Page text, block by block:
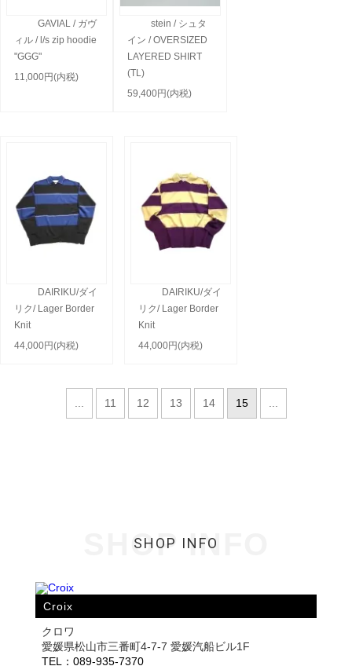
GAVIAL / ガヴ
ィル / l/s zip hoodie
"GGG"
11,000円(内税)
stein / シュタ
イン / OVERSIZED
LAYERED SHIRT
(TL)
59,400円(内税)
DAIRIKU/ダイ
リク/ Lager Border
Knit
44,000円(内税)
DAIRIKU/ダイ
リク/ Lager Border
Knit
44,000円(内税)
11 12 13 14 15
SHOP INFO
SHOP INFO
Croix
クロワ
愛媛県松山市三番町4-7-7 愛媛汽船ビル1F
TEL：089-935-7370